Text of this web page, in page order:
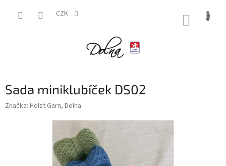
CZK
Sada miniklubíček DS02
Značka: Holst Garn, Dolna